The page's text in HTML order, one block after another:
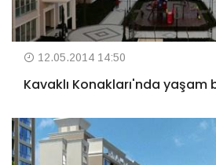
12.05.2014 14:50
Kavaklı Konakları'nda yaşam